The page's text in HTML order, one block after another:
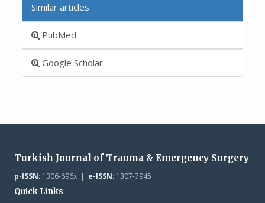
Similar articles
PubMed
Google Scholar
Turkish Journal of Trauma & Emergency Surgery
p-ISSN:1306-696x | e-ISSN:1307-7945
Quick Links